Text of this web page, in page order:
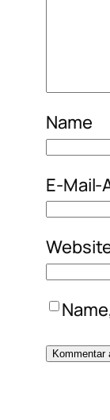
Name
E-Mail-